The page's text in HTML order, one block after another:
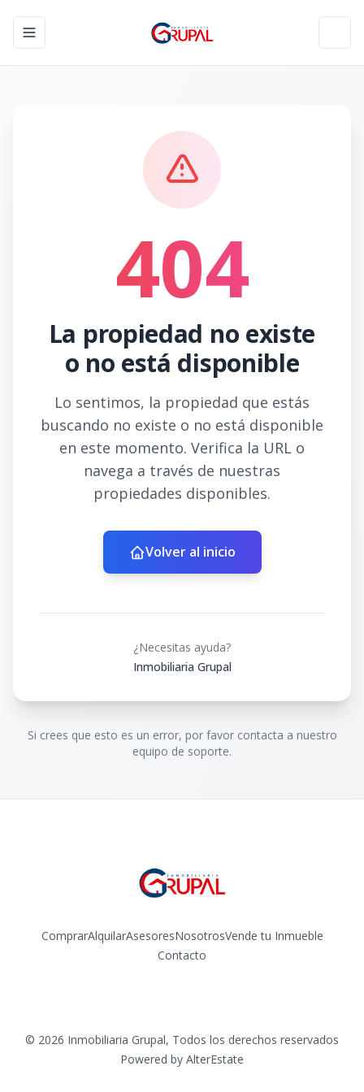
Toggle navigation menu
404
La propiedad no existe
o no está disponible
Lo sentimos, la propiedad que estás
buscando no existe o no está disponible
en este momento. Verifica la URL o
navega a través de nuestras
propiedades disponibles.
Volver al inicio
¿Necesitas ayuda?
Inmobiliaria Grupal
Si crees que esto es un error, por favor contacta a nuestro
equipo de soporte.
ComprarAlquilarAsesoresNosotrosVende tu Inmueble
Contacto
© 2026 Inmobiliaria Grupal, Todos los derechos reservados
Powered by AlterEstate